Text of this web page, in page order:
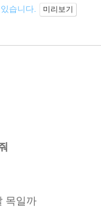
습니다. 미리보기
목일까